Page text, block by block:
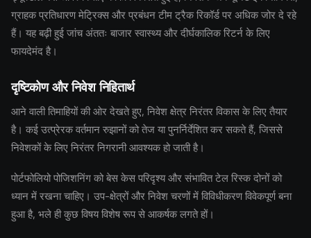
ग्राहक प्रतिधारण मेट्रिक्स और प्रबंधन टीम ट्रैक रिकॉर्ड पर अधिक जोर दे रहे
हैं। यह बढ़ी हुई जांच अंततः बाजार स्वास्थ्य और दीर्घकालिक रिटर्न के लिए
फायदेमंद है।
दृष्टिकोण और निवेश निहितार्थ
आने वाली तिमाहियों की ओर देखते हुए, निवेश क्षेत्र निरंतर विकास के लिए तैयार
है। कई उत्प्रेरक वर्तमान रुझानों को तेज या पुनर्निर्देशित कर सकते हैं, जिससे
निवेशकों के लिए निरंतर निगरानी आवश्यक हो जाती है।
पोर्टफोलियो पोजिशनिंग को बेस केस परिदृश्य और संभावित टेल रिस्क दोनों को
ध्यान में रखना चाहिए। उप-क्षेत्रों और निवेश चरणों में विविधीकरण विवेकपूर्ण बना
हुआ है, भले ही कुछ विषय विशेष रूप से आकर्षक लगते हों।